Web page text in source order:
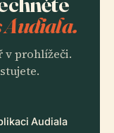
Audiala.
v prohlížeči.
Audiala